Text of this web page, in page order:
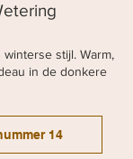
stijl. Warm,
in de donkere
14